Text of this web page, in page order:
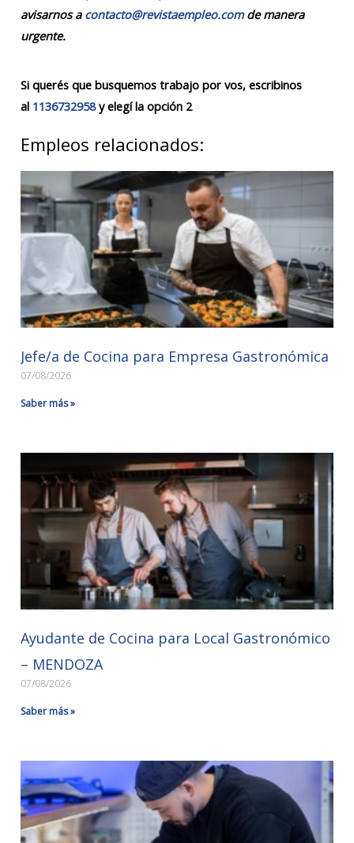
avisarnos a contacto@revistaempleo.comde manera
urgente.
Si querés que busquemos trabajo por vos, escribinos
al 1136732958y elegí la opción 2
Empleos relacionados:
Jefe/a de Cocina para Empresa Gastronómica
07/08/2026
Saber más »
Ayudante de Cocina para Local Gastronómico
– MENDOZA
07/08/2026
Saber más »